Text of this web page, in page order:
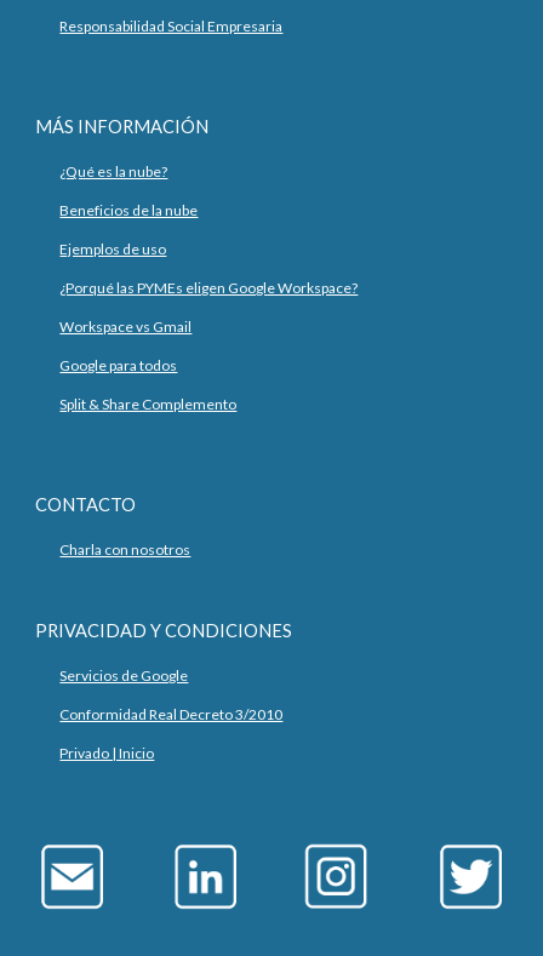
Responsabilidad Social Empresaria
MÁS INFORMACIÓN
¿Qué es la nube?
Beneficios de la nube
Ejemplos de uso
¿Porqué las PYMEs eligen Google Workspace?
Workspace vs Gmail
Google para todos
Split & Share Complemento
CONTACTO
Charla con nosotros
PRIVACIDAD Y CONDICIONES
Servicios de Google
Conformidad Real Decreto 3/2010
Privado | Inicio